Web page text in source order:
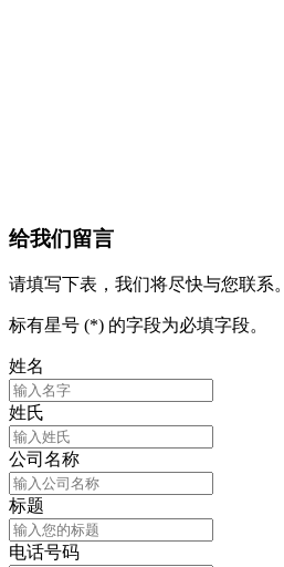
给我们留言
请填写下表，我们将尽快与您联系。
标有星号 (*) 的字段为必填字段。
姓名
姓氏
公司名称
标题
电话号码